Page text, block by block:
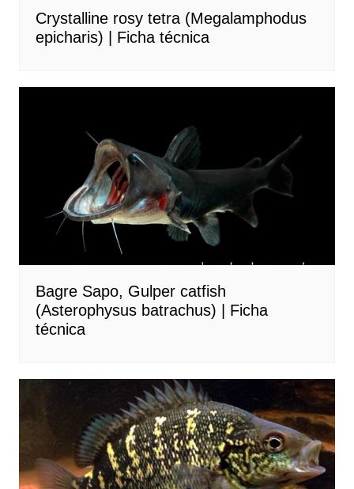
Crystalline rosy tetra (Megalamphodus
epicharis) | Ficha técnica
Bagre Sapo, Gulper catfish
(Asterophysus batrachus) | Ficha
técnica